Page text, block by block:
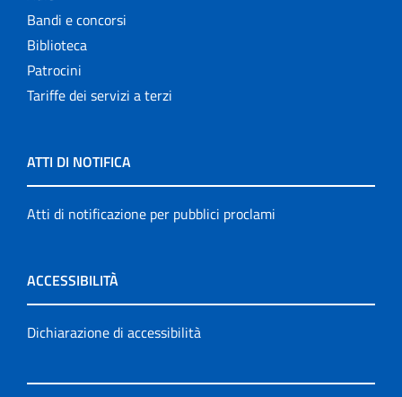
Bandi e concorsi
Biblioteca
Patrocini
Tariffe dei servizi a terzi
ATTI DI NOTIFICA
Atti di notificazione per pubblici proclami
ACCESSIBILITÀ
Dichiarazione di accessibilità